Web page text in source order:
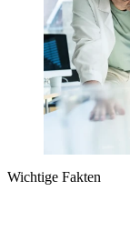
Wichtige Fakten